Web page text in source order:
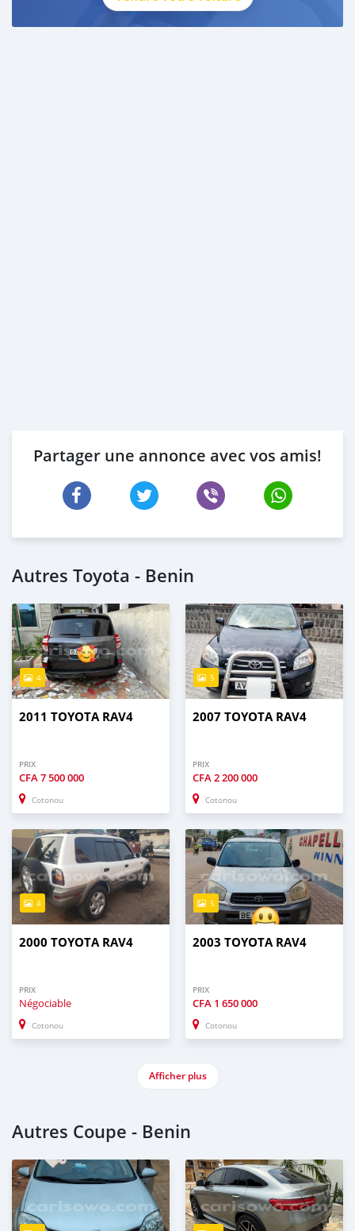
Partager une annonce avec vos amis!
Autres Toyota - Benin
4
2011 TOYOTA RAV4
PRIX
CFA7 500 000
Cotonou
5
2007 TOYOTA RAV4
PRIX
CFA2 200 000
Cotonou
4
2000 TOYOTA RAV4
PRIX
Négociable
Cotonou
5
2003 TOYOTA RAV4
PRIX
CFA 1 650 000
Cotonou
Afficher plus
Autres Coupe - Benin